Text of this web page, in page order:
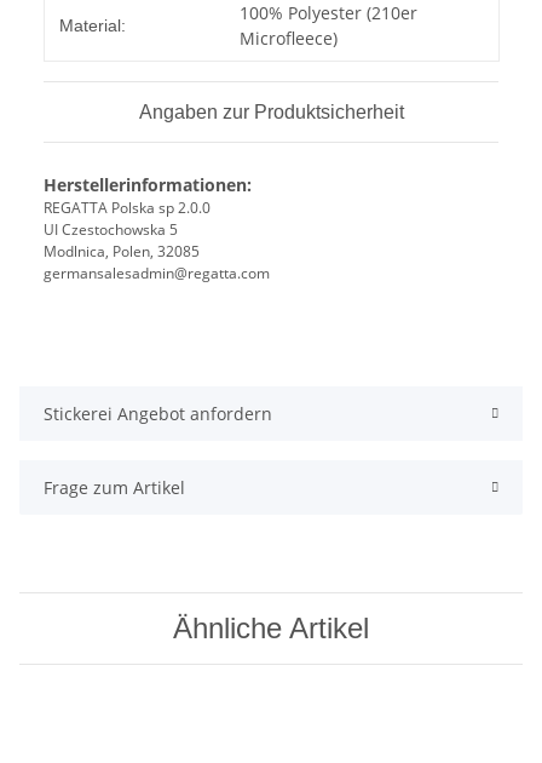
Material:
100% Polyester (210er
Microfleece)
Angaben zur Produktsicherheit
Herstellerinformationen:
REGATTA Polska sp 2.0.0
UI Czestochowska 5
Modlnica, Polen, 32085
germansalesadmin@regatta.com
Stickerei Angebot anfordern
Frage zum Artikel
Ähnliche Artikel